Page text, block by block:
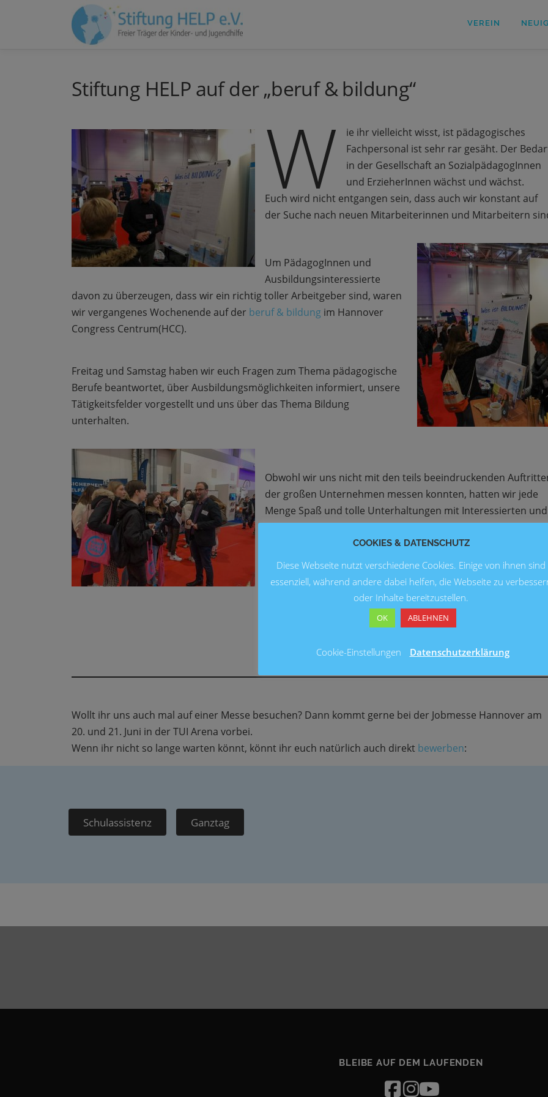
VEREIN
Stiftung HELP auf der „beruf & bildung“
W
ie ihr vielleicht wisst, ist pädagogisches
Fachpersonal ist sehr rar gesäht. Der
in der Gesellschaft an SozialpädagogInnen
und ErzieherInnen wächst und wächst.
Euch wird nicht entgangen sein, dass auch wir konstant auf
der Suche nach neuen Mitarbeiterinnen und Mitarbeitern
Um PädagogInnen und
Ausbildungsinteressierte
davon zu überzeugen, dass wir ein richtig toller Arbeitgeber sind, waren
wir vergangenes Wochenende auf der beruf & bildung im Hannover
Congress Centrum(HCC).
Freitag und Samstag haben wir euch Fragen zum Thema pädagogische
Berufe beantwortet, über Ausbildungsmöglichkeiten informiert, unsere
Tätigkeitsfelder vorgestellt und uns über das Thema Bildung
unterhalten.
Obwohl wir uns nicht mit den teils beeindruckenden
der großen Unternehmen messen konnten, hatten wir jede
Menge Spaß und tolle Unterhaltungen mit Interessierten und
anderen Ausstellern.
Wollt ihr uns auch mal auf einer Messe besuchen? Dann kommt gerne bei der Jobmesse Hannover am
20. und 21. Juni in der TUI Arena vorbei.
Wenn ihr nicht so lange warten könnt, könnt ihr euch natürlich auch direkt bewerben:
Schulassistenz Ganztag
BLEIBE AUF DEM LAUFENDEN
COOKIES & DATENSCHUTZ
Diese Webseite nutzt verschiedene Cookies. Einige von ihnen sind
essenziell, während andere dabei helfen, die Webseite zu
oder Inhalte bereitzustellen.
OK ABLEHNEN
Cookie-Einstellungen Datenschutzerklärung